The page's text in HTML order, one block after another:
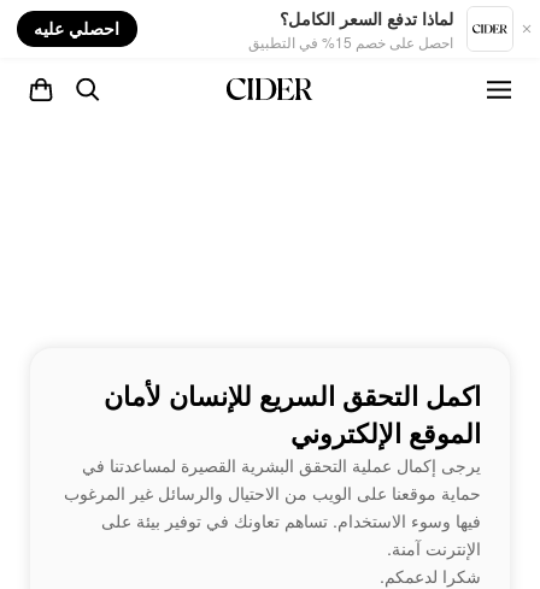
لماذا تدفع السعر الكامل؟
احصل على خصم 15% في التطبيق
احصلي عليه
اكمل التحقق السريع للإنسان لأمان
الموقع الإلكتروني
يرجى إكمال عملية التحقق البشرية القصيرة لمساعدتنا في
حماية موقعنا على الويب من الاحتيال والرسائل غير المرغوب
فيها وسوء الاستخدام. تساهم تعاونك في توفير بيئة على
الإنترنت آمنة.
شكرا لدعمكم.